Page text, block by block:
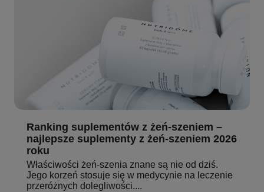
Ranking suplementów z żeń-szeniem –
najlepsze suplementy z żeń-szeniem 2026
roku
Właściwości żeń-szenia znane są nie od dziś.
Jego korzeń stosuje się w medycynie na leczenie
przeróżnych dolegliwości....